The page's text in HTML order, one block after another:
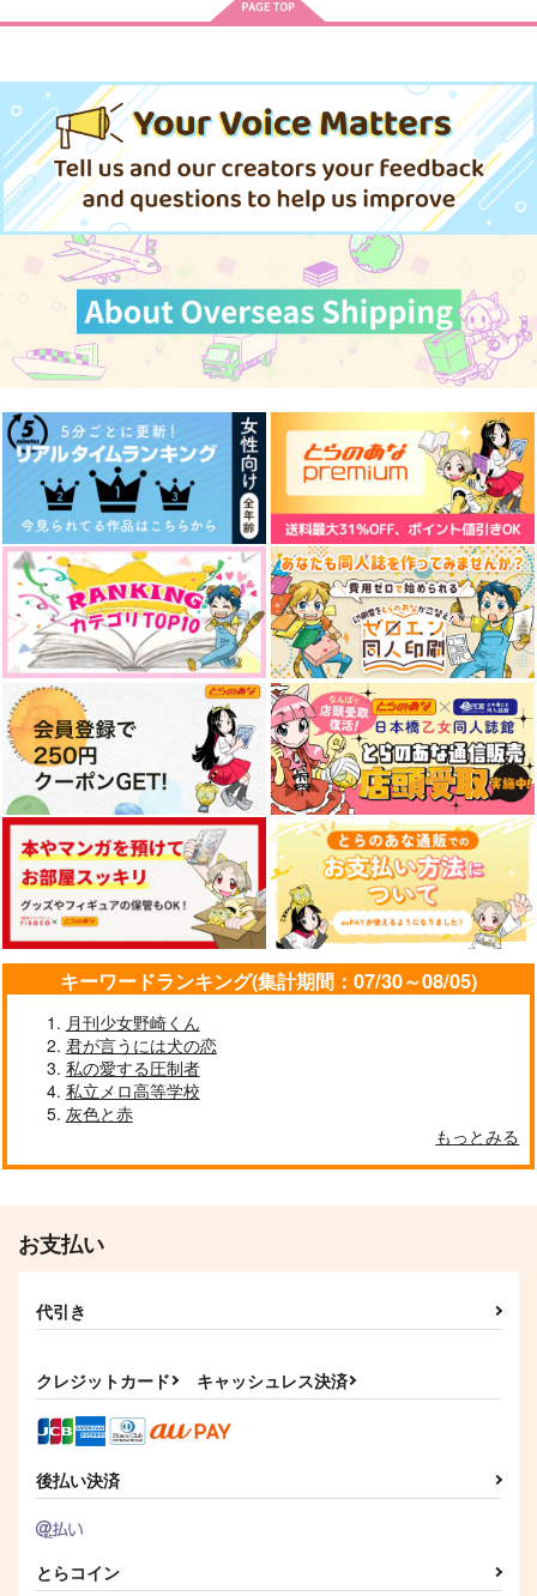
恋小箱
韋駄天・ビー・ブライ
ンド！
（税込）
一文字則宗×女審神者
サンプル
作品詳細
僕はこれから愛のため
に生きるんだ 中
遊屋
一文字則宗
サンプル
作品詳細
空白の朔・上
桜ノ雨
787円
一文字則宗×女審神者
サンプル
作品詳細
則宗、少し泣く
遊屋
787円（税込）
一文字則宗
サンプル
作品詳細
春とともに根づく
こづつみつつみ
1,572円 （税込）
一文字則宗×山姥切長義
サンプル
作品詳細
韋駄天・ビー・ブライ
660 円（税込）
刀剣乱舞
一文字則宗×女審神者
サンプル
カート
lover！
専売 472円（税込）
刀剣乱舞
一文字則宗×加州清光
サンプル
カート
ポップコーンタイム
刀剣乱舞 刀×審神者
サンプル
カート
推し(一文字則宗)につ
いて考える本
遊屋
専売 2,750円（税込）
刀剣乱舞
一文字則宗
一文字一家
沖田組
サンプル
カート
十日の菊
とろ火
専売 990円（税込）
刀剣乱舞
山鳥毛×一文字則宗
サンプル
カート
春雨の縁、花咲かせ
朝焼け研究所
専売 810円（税込）
刀剣乱舞
一文字則宗×女審神者
サンプル
カート
とある本丸の則清チョ
コの日日記2 孫と安が
孫安になるまで
専売 605円（税込）
カート
キーワードランキング(集計期間：07/30～08/05)
月刊少女野崎くん
君が言うには犬の恋
私の愛する圧制者
私立メロ高等学校
灰色と赤
もっとみる
お支払い
代引き
クレジットカード キャッシュレス決済
後払い決済
とらコイン